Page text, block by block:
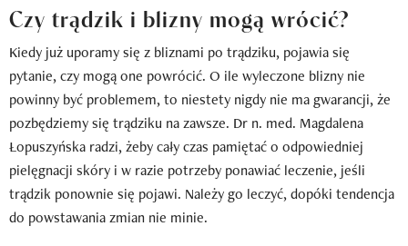
Czy trądzik i blizny mogą wrócić?
Kiedy już uporamy się z bliznami po trądziku, pojawia się
pytanie, czy mogą one powrócić. O ile wyleczone blizny nie
powinny być problemem, to niestety nigdy nie ma gwarancji, że
pozbędziemy się trądziku na zawsze. Dr n. med. Magdalena
Łopuszyńska radzi, żeby cały czas pamiętać o odpowiedniej
pielęgnacji skóry i w razie potrzeby ponawiać leczenie, jeśli
trądzik ponownie się pojawi. Należy go leczyć, dopóki tendencja
do powstawania zmian nie minie.